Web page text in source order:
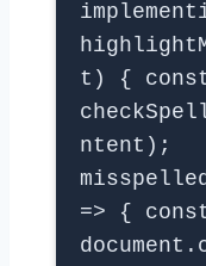
t) { const
ntent);
=> {